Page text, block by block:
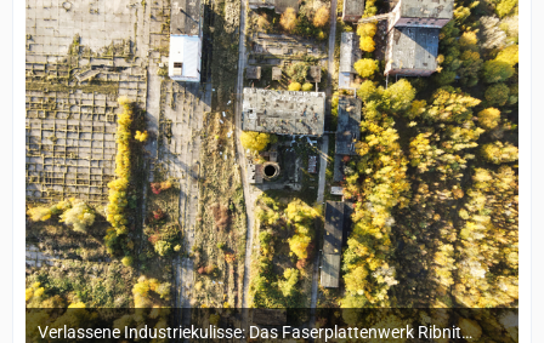
Verlassene Industriekulisse: Das Faserplattenwerk Ribnitz-Damgarten